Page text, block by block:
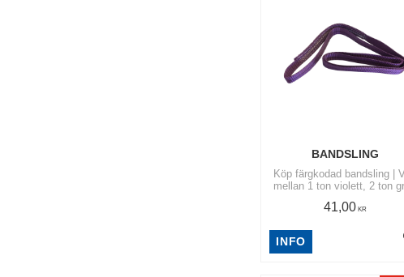
BANDSLING
Köp färgkodad bandsling |
mellan 1 ton violett, 2 ton grön
impregnerat polyesterband |
41,00KR
INFO